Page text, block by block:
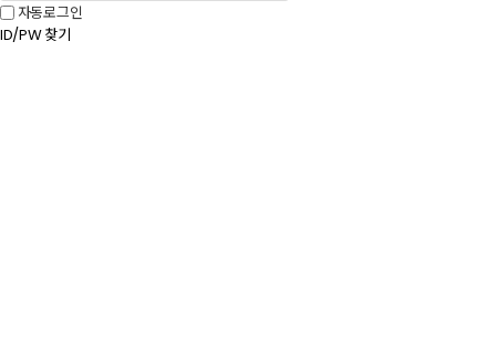
자동로그인
ID/PW 찾기